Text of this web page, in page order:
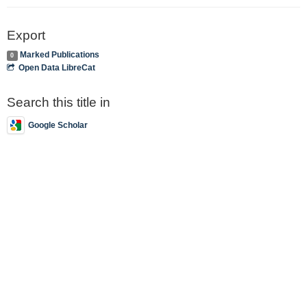
Export
0
Marked Publications
Open Data LibreCat
Search this title in
Google Scholar